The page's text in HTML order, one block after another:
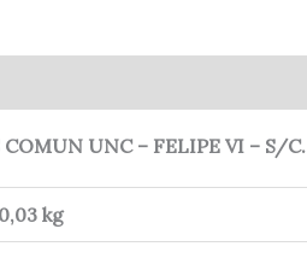
COMUN UNC – FELIPE VI – S/C.
0,03 kg